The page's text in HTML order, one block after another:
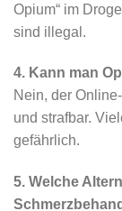
Opium“ im
sind illegal.
4. Kann man
Nein, der
und strafbar.
gefährlich.
5. Welche